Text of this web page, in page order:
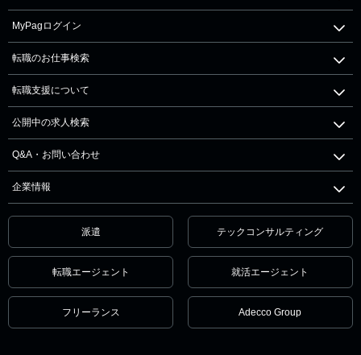
MyPagログイン
転職のお仕事検索
転職支援について
公開中の求人検索
Q&A・お問い合わせ
企業情報
派遣 テックコンサルティング
転職エージェント 就活エージェント
フリーランス Adecco Group